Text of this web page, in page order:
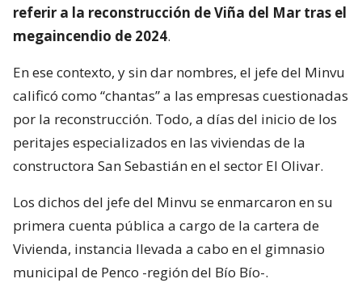
referir a la reconstrucción de Viña del Mar tras el
megaincendio de 2024.
En ese contexto, y sin dar nombres, el jefe del Minvu
calificó como “chantas” a las empresas cuestionadas
por la reconstrucción. Todo, a días del inicio de los
peritajes especializados en las viviendas de la
constructora San Sebastián en el sector El Olivar.
Los dichos del jefe del Minvu se enmarcaron en su
primera cuenta pública a cargo de la cartera de
Vivienda, instancia llevada a cabo en el gimnasio
municipal de Penco -región del Bío Bío-.